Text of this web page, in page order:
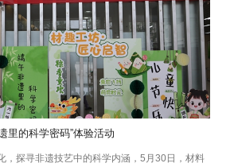
里的科学密码”体验活动
，探寻非遗技艺中的科学内涵，5月30日，材料